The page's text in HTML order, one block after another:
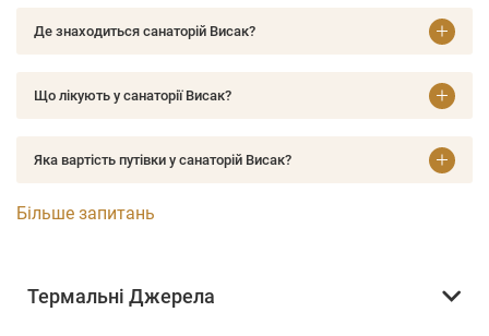
Де знаходиться санаторій Висак?
Що лікують у санаторії Висак?
Яка вартість путівки у санаторій Висак?
Більше запитань
Термальні Джерела